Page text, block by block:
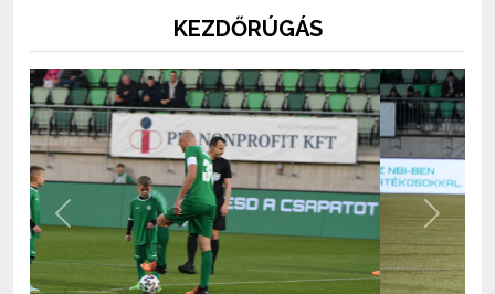
KEZDŐRÚGÁS
Previous Next